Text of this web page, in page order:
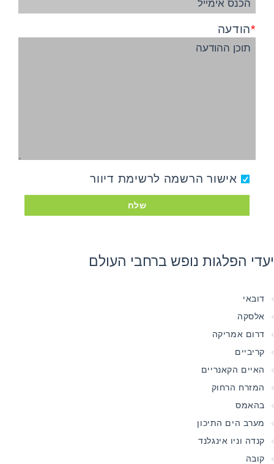
הודעה
אישור הרשמה לרשימת דיוור
שלח
יעדי הפלגות נופש ברחבי העולם
דובאי
אלסקה
דרום אמריקה
קריביים
האיים הקאנריים
המזרח הרחוק
בהאמס
מערב הים התיכון
קנדה וניו אינגלנד
קובה